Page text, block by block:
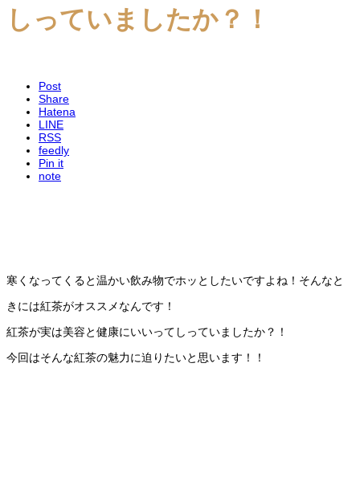
しっていましたか？！
Post
Share
Hatena
LINE
RSS
feedly
Pin it
note
寒くなってくると温かい飲み物でホッとしたいですよね！そんなと
きには紅茶がオススメなんです！
紅茶が実は美容と健康にいいってしっていましたか？！
今回はそんな紅茶の魅力に迫りたいと思います！！